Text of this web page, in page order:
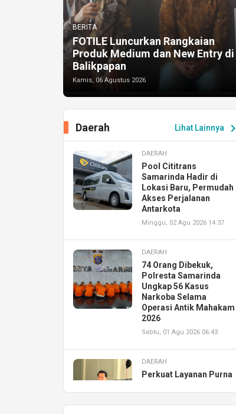
BERITA
FOTILE Luncurkan Rangkaian
Produk Medium dan New Entry di
Balikpapan
Kamis, 06 Agustus 2026
Lihat Lainnya chevron_right
Daerah
DAERAH
Pool Cititrans
Samarinda Hadir di
Lokasi Baru, Permudah
Akses Perjalanan
Antarkota
Minggu, 02 Agu 2026 14:37
DAERAH
74 Orang Dibekuk,
Polresta Samarinda
Ungkap 56 Kasus
Narkoba Selama
Operasi Antik Mahakam
2026
Sabtu, 01 Agu 2026 06:43
DAERAH
Perkuat Layanan Purna
Resmikan AHASS